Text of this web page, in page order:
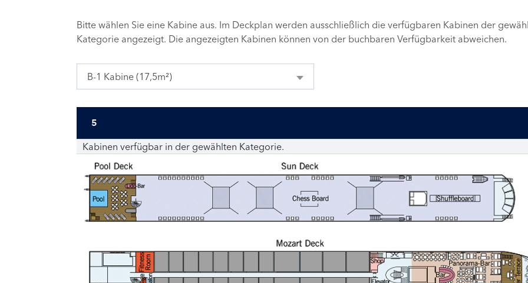
Bitte wählen Sie eine Kabine aus. Im Deckplan werden ausschließlich die verfügbaren Kabinen der
Kategorie angezeigt. Die angezeigten Kabinen können von der buchbaren Verfügbarkeit abweichen.
B-1 Kabine (17,5m²)
5
Kabinen verfügbar in der gewählten Kategorie.